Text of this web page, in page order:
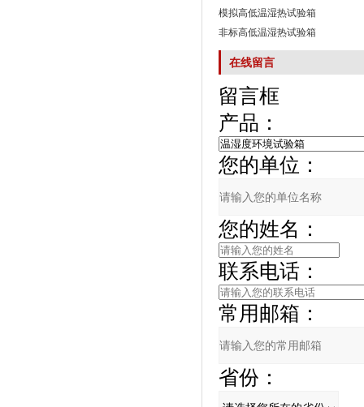
模拟高低温湿热试验箱
非标高低温湿热试验箱
在线留言
留言框
产品：
您的单位：
您的姓名：
联系电话：
常用邮箱：
省份：